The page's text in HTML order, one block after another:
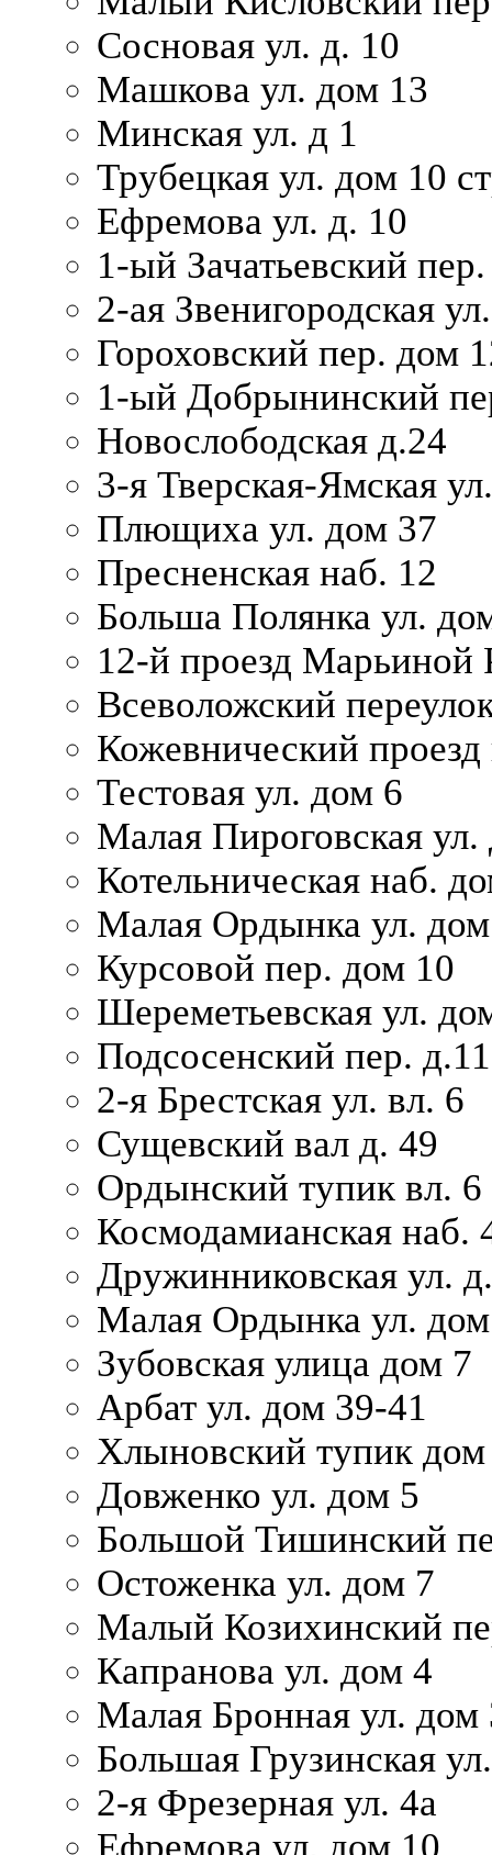
Сосновая ул. д. 10
Машкова ул. дом 13
Минская ул. д 1
Трубецкая ул. дом 10
Ефремова ул. д. 10
1-ый Зачатьевский
2-ая Звенигородская
Гороховский пер. дом
1-ый Добрынинский
Новослободская д.24
3-я Тверская-Ямская
Плющиха ул. дом 37
Пресненская наб. 12
Больша Полянка ул.
12-й проезд Марьиной
Всеволожский
Кожевнический проезд
Тестовая ул. дом 6
Малая Пироговская
Котельническая наб.
Малая Ордынка ул.
Курсовой пер. дом 10
Шереметьевская ул.
Подсосенский пер. д.11
2-я Брестская ул. вл. 6
Сущевский вал д. 49
Ордынский тупик вл. 6
Космодамианская наб.
Дружинниковская ул.
Малая Ордынка ул.
Зубовская улица дом 7
Арбат ул. дом 39-41
Хлыновский тупик
Довженко ул. дом 5
Большой Тишинский
Остоженка ул. дом 7
Малый Козихинский
Капранова ул. дом 4
Малая Бронная ул. дом
Большая Грузинская
2-я Фрезерная ул. 4а